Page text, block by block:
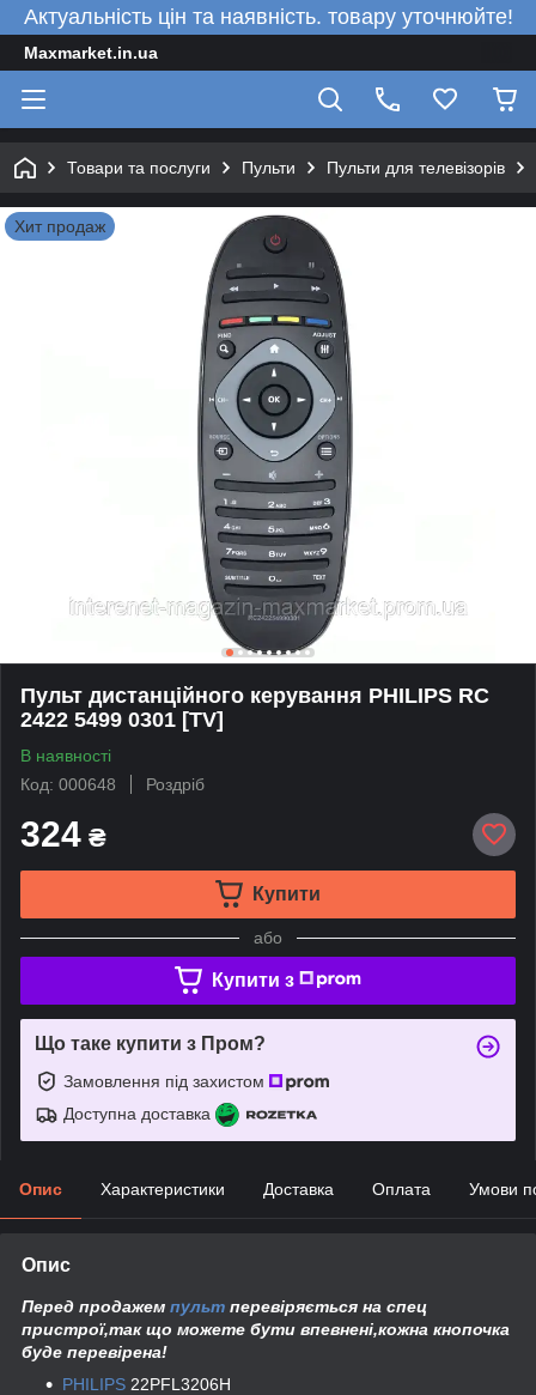
Актуальність цін та наявність. товару уточнюйте!
Maxmarket.in.ua
Товари та послуги Пульти Пульти для телевізорів
Хит продаж
Пульт дистанційного керування PHILIPS RC
2422 5499 0301 [TV]
В наявності
Код: 000648
Роздріб
324 ₴
Купити
або
Купити з
Що таке купити з Пром?
Замовлення під захистом
Доступна доставка
Опис Характеристики Доставка Оплата Умови
Опис
Перед продажем пульт перевіряється на спец
пристрої,так що можете бути впевнені,кожна кнопочка
буде перевірена!
PHILIPS 22PFL3206H